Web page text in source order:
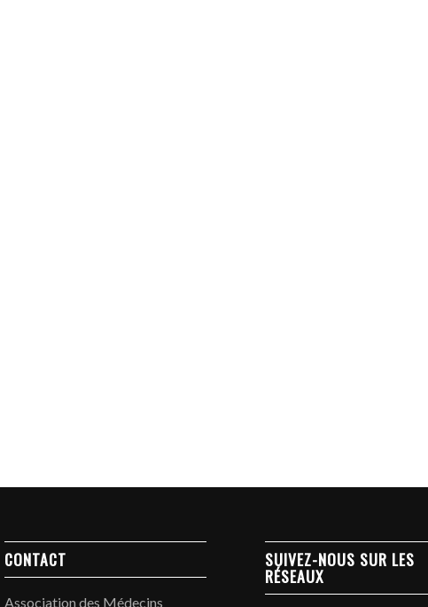
CONTACT
Association des Médecins
SUIVEZ-NOUS SUR LES
RÉSEAUX